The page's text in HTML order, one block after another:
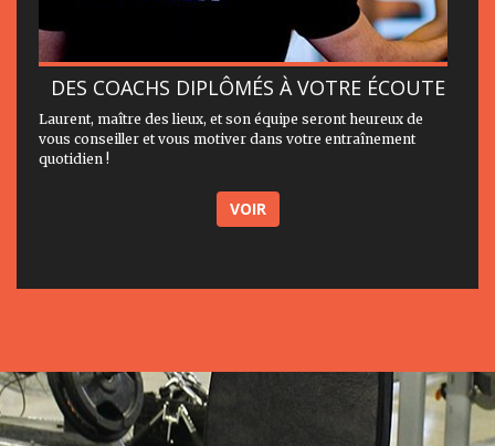
DES COACHS DIPLÔMÉS À VOTRE ÉCOUTE
Laurent, maître des lieux, et son équipe seront heureux de
vous conseiller et vous motiver dans votre entraînement
quotidien !
VOIR